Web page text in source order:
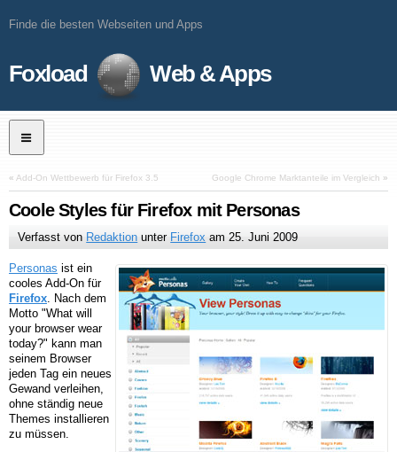
Finde die besten Webseiten und Apps
Foxload Web & Apps
« Add-On Wettbewerb für Firefox 3.5 Google Chrome Marktanteile im Vergleich »
Coole Styles für Firefox mit Personas
Verfasst von Redaktion unter Firefox am25. Juni 2009
Personas ist ein
cooles Add-On für
Firefox. Nach dem
Motto "What will
your browser wear
today?" kann man
seinem Browser
jeden Tag ein neues
Gewand verleihen,
ohne ständig neue
Themes installieren
zu müssen.